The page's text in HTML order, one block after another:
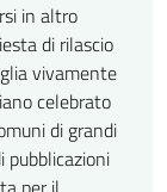
in altro
di rilascio
vivamente
celebrato
di grandi
pubblicazioni